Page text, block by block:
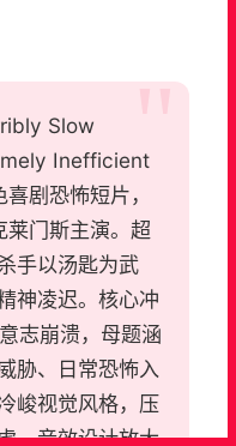
Slow
Inefficient
剧恐怖短片，
莱门斯主演。超
手以汤匙为武
神凌迟。核心冲
志崩溃，母题涵
胁、日常恐怖入
峻视觉风格，压
，音效设计放大